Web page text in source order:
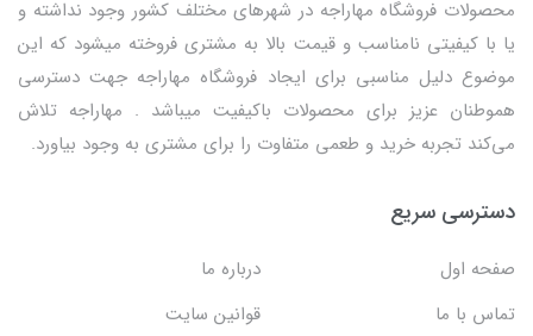
محصولات فروشگاه مهاراجه در شهرهای مختلف کشور وجود نداشته و
یا با کیفیتی نامناسب و قیمت بالا به مشتری فروخته میشود که این
موضوع دلیل مناسبی برای ایجاد فروشگاه مهاراجه جهت دسترسی
هموطنان عزیز برای محصولات باکیفیت میباشد . مهاراجه تلاش
می‌کند تجربه خرید و طعمی متفاوت را برای مشتری به وجود بیاورد.
دسترسی سریع
صفحه اول
درباره ما
تماس با ما
قوانین سایت